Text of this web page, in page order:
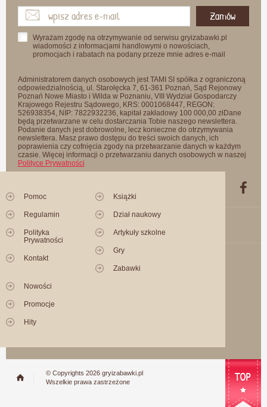
Zamów
Wyrażam zgodę na otrzymywanie od serwisu gryizabawki.pl
wiadomości z informacjami handlowymi o nowościach,
promocjach i rabatach na podany przeze mnie adres e-mail
Administratorem danych osobowych jest TAMI SI spółka z ograniczoną
odpowiedzialnością, ul. Starołęcka 7, 61-361 Poznań, Sąd Rejonowy
Poznań Nowe Miasto i Wilda w Poznaniu, VIII Wydział Gospodarczy
Krajowego Rejestru Sądowego, KRS: 0001068447, REGON:
526938354, NIP: 7822932236, kapitał zakładowy 100 000,00 złDane
będą przetwarzane w celu dostarczania Tobie naszego newslettera.
Podanie danych jest dobrowolne, lecz konieczne do otrzymywania
newslettera. Masz prawo dostępu do treści swoich danych, ich
poprawienia czy cofnięcia zgody na przetwarzanie danych w każdym
czasie. Więcej informacji o przetwarzaniu danych osobowych w naszej
Polityce Prywatności
Pomoc
Regulamin
Polityka
Prywatności
Kontakt
Książki
Dział naukowy
Artykuły szkolne
Gry
Zabawki
Nowości
Promocje
Hity
© Copyrights 2026 gryizabawki.pl
Wszelkie prawa zastrzeżone